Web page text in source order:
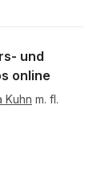
und
online
Kuhn m. fl.